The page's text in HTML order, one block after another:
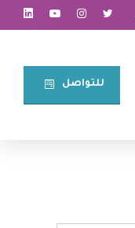
للتواصل⠀